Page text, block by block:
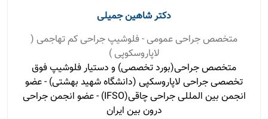
دکتر شاهین جمیلی
متخصص جراحی عمومی - فلوشیپ جراحی کم تهاجمی (
لاپاروسکوپی )
متخصص جراحی(بورد تخصصی) و دستیار فلوشیپ فوق
تخصصی جراحی لاپاروسکپی (دانشگاه شهید بهشتی) - عضو
انجمن بین المللی جراحی چاقی(IFSO) - عضو انجمن جراحی
درون بین ایران